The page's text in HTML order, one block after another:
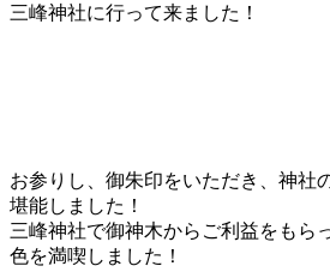
三峰神社に行って来ました！
お参りし、御朱印をいただき、神社
堪能しました！
三峰神社で御神木からご利益をもら
色を満喫しました！